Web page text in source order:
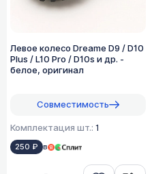
Левое колесо Dreame D9 / D10
Plus / L10 Pro / D10s и др. -
белое, оригинал
Совместимость
Комплектация шт.: 1
250 ₽ в